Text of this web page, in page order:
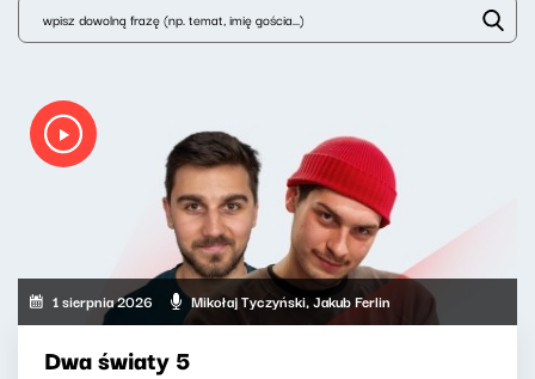
1 sierpnia 2026 Mikołaj Tyczyński, Jakub Ferlin
Dwa światy 5